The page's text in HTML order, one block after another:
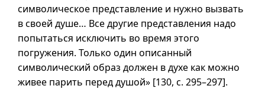
символическое представление и нужно вызвать
в своей душе… Все другие представления надо
попытаться исключить во время этого
погружения. Только один описанный
символический образ должен в духе как можно
живее парить перед душой» [130, с. 295–297].